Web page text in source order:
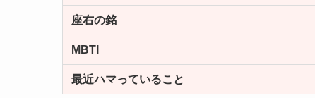
座右の銘
MBTI
最近ハマっていること